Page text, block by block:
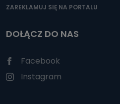
ZAREKLAMUJ SIĘ NA PORTALU
DOŁĄCZ DO NAS
Facebook
Instagram